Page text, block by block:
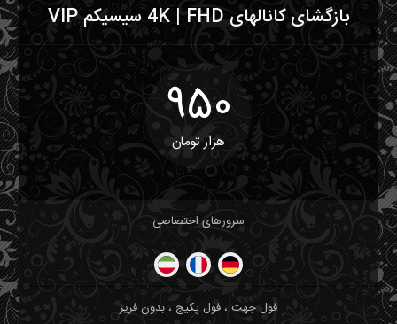
بازگشای کانالهای 4K | FHD سیسیکم VIP
950
هزار تومان
سرورهای اختصاصی
فول جهت ، فول پکیج ، بدون فریز